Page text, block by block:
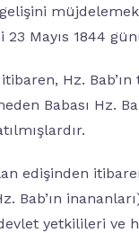
Mayıs 1844
Hz.
Babası Hz.
edişinden
Bab’ın
yetkilileri